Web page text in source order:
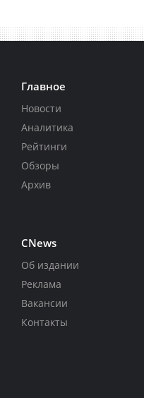
Главное
Новости
Аналитика
Рейтинги
Обзоры
Архив
CNews
Об издании
Реклама
Вакансии
Контакты